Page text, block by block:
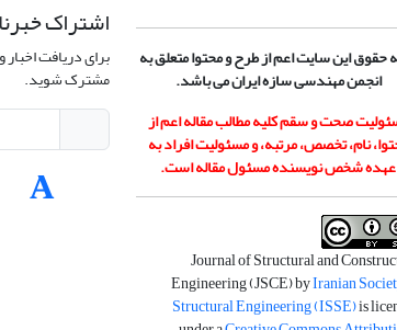
حقوق این سایت اعم از طرح و محتوا متعلق به
انجمن مهندسی سازه ایران می باشد.
صحت و سقم کلیه مطالب مقاله اعم از
نام، تخصص، مرتبه، و مسئولیت افراد به
عهده شخص نویسنده مسئول مقاله است.
Journal of Structural and
Engineering (JSCE) byIranian
Structural Engineering (ISSE)is
اشتراک
برای دریافت
مشترک شوید.